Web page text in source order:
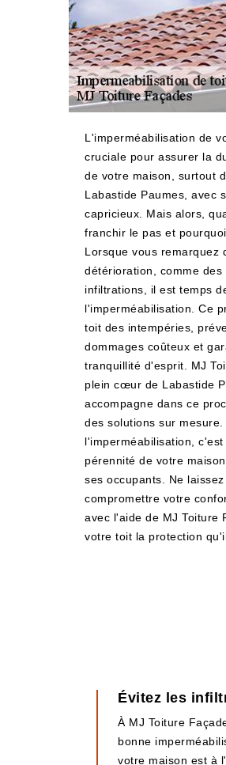
L'imperméabilisation de
cruciale pour assurer la
de votre maison, surtout
Labastide Paumes, avec
capricieux. Mais alors,
franchir le pas et
Lorsque vous remarquez
détérioration, comme
infiltrations, il est temps
l'imperméabilisation. Ce
toit des intempéries,
dommages coûteux et
tranquillité d'esprit. MJ
plein cœur de Labastide
accompagne dans ce
des solutions sur
l'imperméabilisation,
pérennité de votre
ses occupants. Ne
compromettre votre
avec l'aide de MJ Toiture
votre toit la protection
Évitez les
À MJ Toiture
bonne
votre maison est à